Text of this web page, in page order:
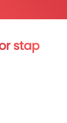
stap